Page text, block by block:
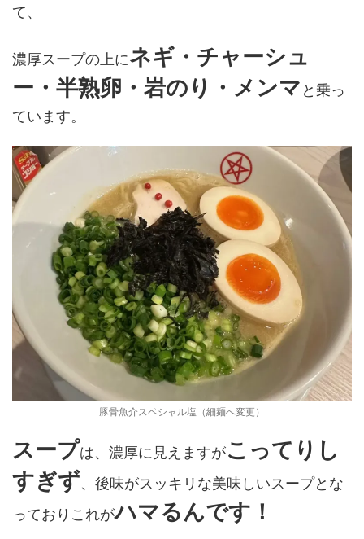
て、
濃厚スープの上にネギ・チャーシュ
ー・半熟卵・岩のり・メンマ と乗っ
ています。
豚骨魚介スペシャル塩（細麺へ変更）
スープは、濃厚に見えますがこってりし
すぎず、後味がスッキリな美味しいスープとな
っておりこれがハマるんです！